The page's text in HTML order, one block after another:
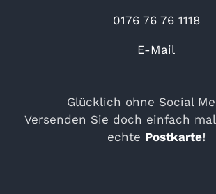
0176 76 76 1118
E-Mail
Glücklich ohne Social
Versenden Sie doch einfach
echte Postkarte!